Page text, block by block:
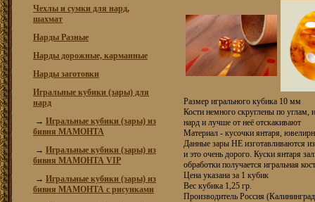
Чехлы и сумки для нард,
шахмат
Нарды Разные
Нарды дорожные, карманные
Нарды заготовки
Игральные кубики (зары) для
нард
→ Игральные кубики (зары) из
бивня МАМОНТА
→ Игральные кубики (зары) из
бивня МАМОНТА VIP
→ Игральные кубики (зары) из
бивня МАМОНТА с рисунками
Размер игрального кубика 10 мм
Кости немного скруглены по углам,
нард и лучше от неё отскакивают
Материал - кусочки янтаря,
Данные зары НЕ изготавливаются из
и это очень дорого. Куски янтаря
обработки получается игральная
Цена указана за 1 кубик
Вес кубика 1,25 гр.
Производитель Россия